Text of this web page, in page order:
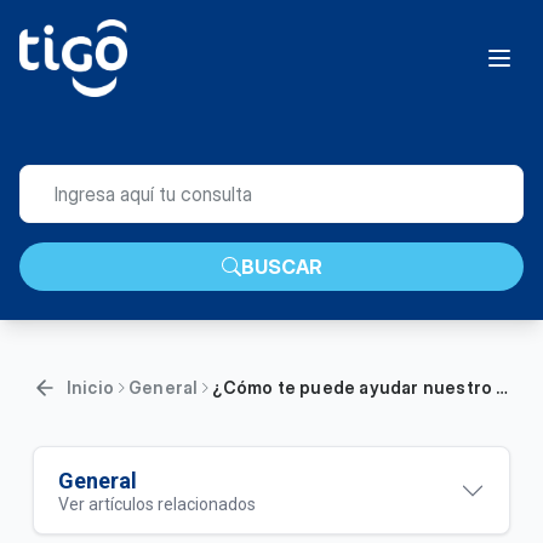
BUSCAR
Inicio General ¿Cómo te puede ayudar nuestro Tigo Bot? | Móvil
General
Ver artículos relacionados